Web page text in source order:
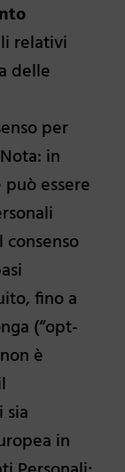
relativi
delle
per
in
essere
consenso
fino a
(“opt-
è
in